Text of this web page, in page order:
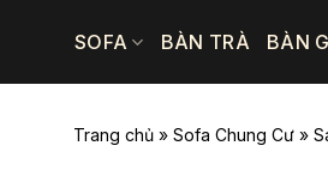
SOFA BÀN TRÀ BÀN
Trang chủ» Sofa Chung Cư»